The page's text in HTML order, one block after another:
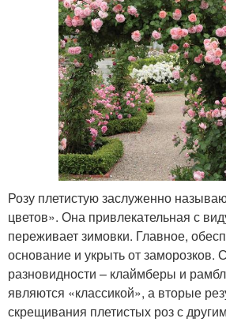
Розу плетистую заслуженно
цветов». Она привлекательная с
переживает зимовки. Главное,
основание и укрыть от заморозков.
разновидности – клаймберы и
являются «классикой», а вторые
скрещивания плетистых роз с